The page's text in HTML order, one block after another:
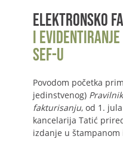
Elektronsko
i evidentiranje
SEF-u
Povodom početka
jedinstvenog)
fakturisanju, od 1.
kancelarija Tatić
izdanje u